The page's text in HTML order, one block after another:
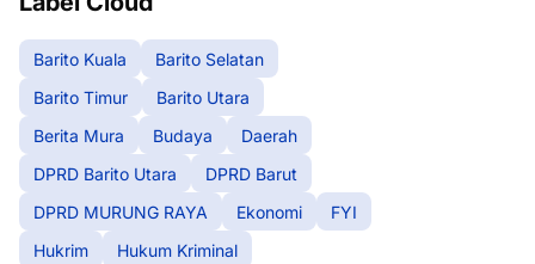
Barito Kuala
Barito Selatan
Barito Timur
Barito Utara
Berita Mura
Budaya
Daerah
DPRD Barito Utara
DPRD Barut
DPRD MURUNG RAYA
Ekonomi
FYI
Hukrim
Hukum Kriminal